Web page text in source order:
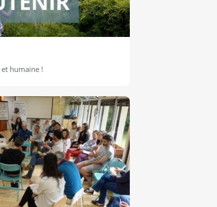
humaine !